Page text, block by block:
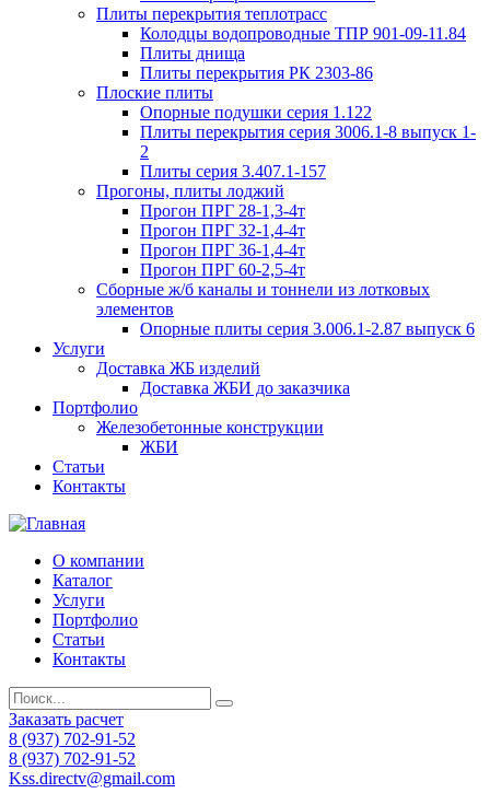
Плиты перекрытия теплотрасс
Колодцы водопроводные ТПР 901-09-11.84
Плиты днища
Плиты перекрытия РК 2303-86
Плоские плиты
Опорные подушки серия 1.122
Плиты перекрытия серия 3006.1-8 выпуск 1-
2
Плиты серия 3.407.1-157
Прогоны, плиты лоджий
Прогон ПРГ 28-1,3-4т
Прогон ПРГ 32-1,4-4т
Прогон ПРГ 36-1,4-4т
Прогон ПРГ 60-2,5-4т
Сборные ж/б каналы и тоннели из лотковых
элементов
Опорные плиты серия 3.006.1-2.87 выпуск 6
Услуги
Доставка ЖБ изделий
Доставка ЖБИ до заказчика
Портфолио
Железобетонные конструкции
ЖБИ
Статьи
Контакты
О компании
Каталог
Услуги
Портфолио
Статьи
Контакты
Заказать расчет
8 (937) 702-91-52
8 (937) 702-91-52
Kss.directv@gmail.com